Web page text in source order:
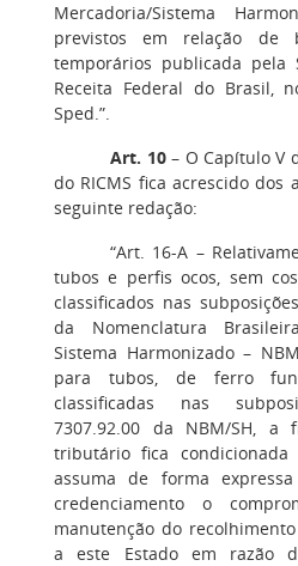
Mercadoria/Sistema
previstos em relação de
temporários publicada pela
Receita Federal do Brasil,
Sped.”.
Art. 10– O Capítulo V
do RICMS fica acrescido dos
seguinte redação:
“Art. 16-A –
tubos e perfis ocos, sem
classificados nas
da Nomenclatura
Sistema Harmonizado –
para tubos, de ferro
classificadas nas
7307.92.00 da NBM/SH, a
tributário fica
assuma de forma
credenciamento o
manutenção do
a este Estado em razão